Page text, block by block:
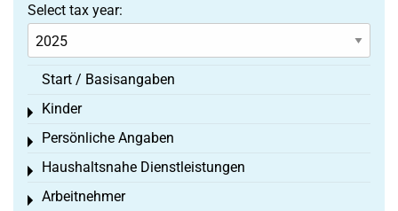
Select tax year:
Start / Basisangaben
Kinder
Toggle menu
Persönliche Angaben
Toggle menu
Haushaltsnahe Dienstleistungen
Toggle menu
Arbeitnehmer
Toggle menu